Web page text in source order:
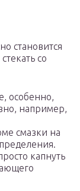
становится
со
особенно,
например,
смазки на
капнуть